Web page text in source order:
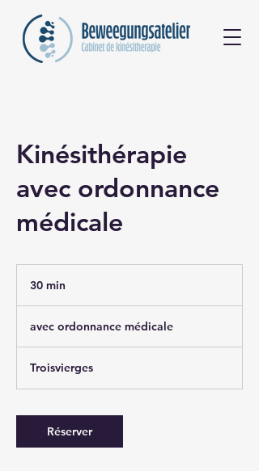
Kinésithérapie
avec ordonnance
médicale
30 min
i
n
médicale
avec ordonnance médicale
Troisvierges
Réserver